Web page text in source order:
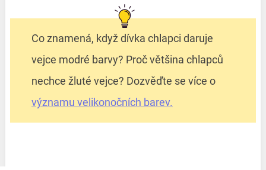
Co znamená, když dívka chlapci daruje
vejce modré barvy? Proč většina chlapců
nechce žluté vejce? Dozvěďte se více o
významu velikonočních barev.